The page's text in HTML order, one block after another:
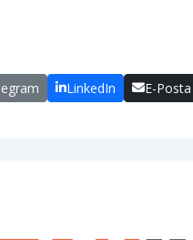
LinkedIn E-Posta